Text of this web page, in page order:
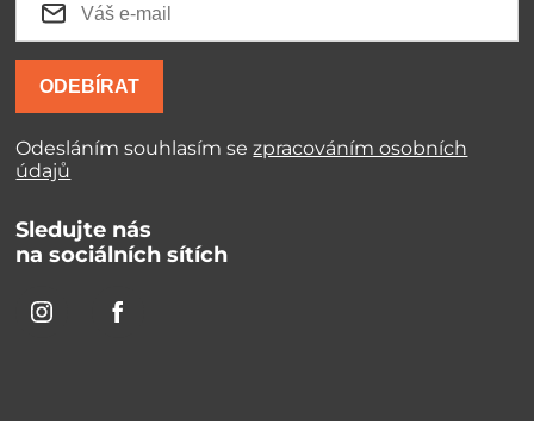
ODEBÍRAT
Odesláním souhlasím sezpracováním osobních
údajů
Sledujte nás
na sociálních sítích